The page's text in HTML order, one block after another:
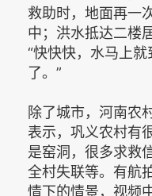
救助时，地面再一
中；洪水抵达二楼
“快快快，水马上
了。”
除了城市，河南农
表示，巩义农村有
是窑洞，很多求救
全村失联等。有航
情下的情景，视频